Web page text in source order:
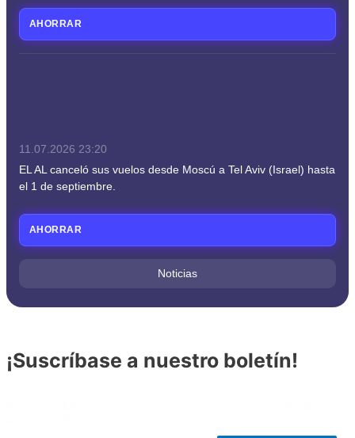
AHORRAR
11.07.2026 23:20
EL AL canceló sus vuelos desde Moscú a Tel Aviv (Israel) hasta
el 1 de septiembre.
AHORRAR
Noticias
¡Suscríbase a nuestro boletín!